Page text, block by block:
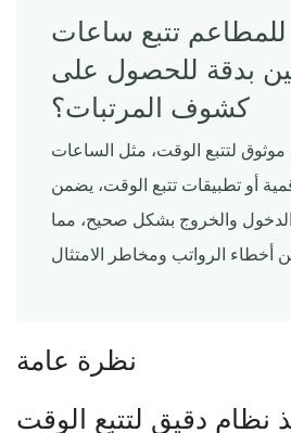
تتبع ساعات
بدقة للحصول على
كشوف المرتبات؟
لتتبع الوقت، مثل الساعات
أو تطبيقات تتبع الوقت، يضمن
والخروج بشكل صحيح، مما
نظرة عامة
نظام دقيق لتتبع الوقت